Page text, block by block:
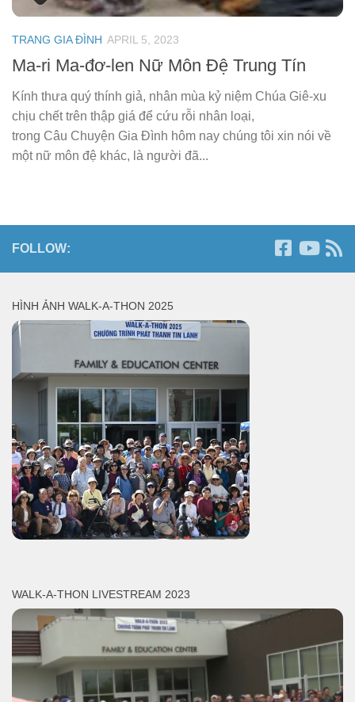
TRANG GIA ĐÌNH APRIL 5, 2023
Ma-ri Ma-đơ-len Nữ Môn Đệ Trung Tín
Kính thưa quý thính giả, nhân mùa kỷ niệm Chúa Giê-xu
chịu chết trên thập giá để cứu rỗi nhân loại,
trong Câu Chuyện Gia Đình hôm nay chúng tôi xin nói về
một nữ môn đệ khác, là người đã...
FOLLOW:
HÌNH ẢNH WALK-A-THON 2025
WALK-A-THON LIVESTREAM 2023